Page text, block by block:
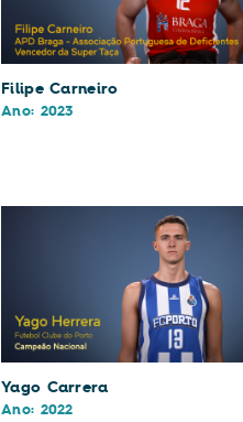
Filipe Carneiro
Ano: 2023
Yago Carrera
Ano: 2022